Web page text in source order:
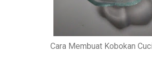
Cara Membuat Kobokan